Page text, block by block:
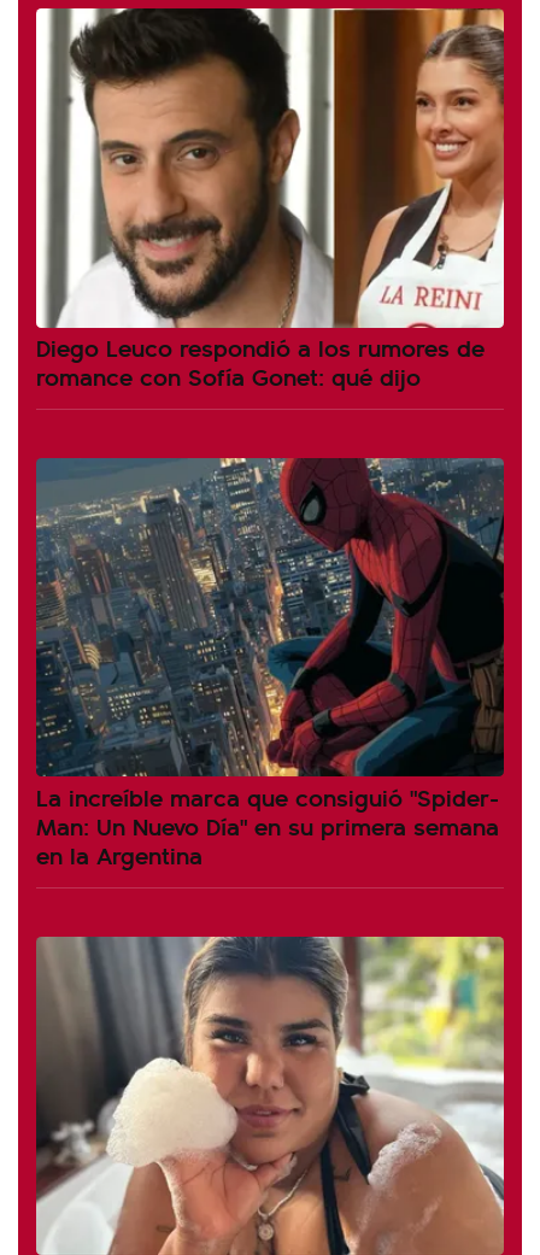
Diego Leuco respondió a los rumores de
romance con Sofía Gonet: qué dijo
La increíble marca que consiguió "Spider-
Man: Un Nuevo Día" en su primera semana
en la Argentina